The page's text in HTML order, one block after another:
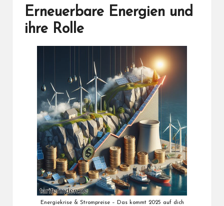
Erneuerbare Energien und
ihre Rolle
Energiekrise & Strompreise – Das kommt 2025 auf dich